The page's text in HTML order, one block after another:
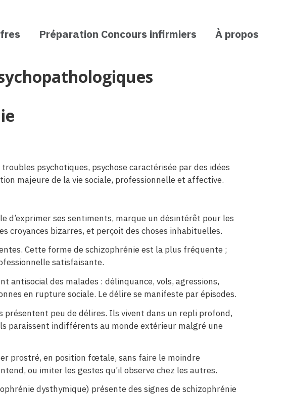
Préparation Concours infirmiers À propos
psychotiques, psychose caractérisée par des idées
majeure de la vie sociale, professionnelle et affective.
d’exprimer ses sentiments, marque un désintérêt pour les
croyances bizarres, et perçoit des choses inhabituelles.
Cette forme de schizophrénie est la plus fréquente ;
satisfaisante.
antisocial des malades : délinquance, vols, agressions,
en rupture sociale. Le délire se manifeste par épisodes.
présentent peu de délires. Ils vivent dans un repli profond,
paraissent indifférents au monde extérieur malgré une
prostré, en position fœtale, sans faire le moindre
ou imiter les gestes qu’il observe chez les autres.
dysthymique) présente des signes de schizophrénie